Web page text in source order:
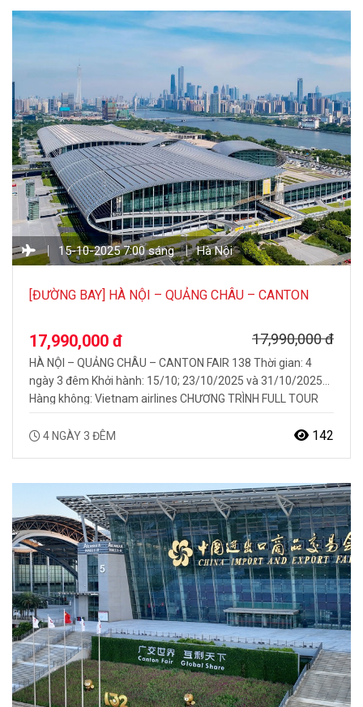
15-10-2025 7:00 sáng Hà Nội
[ĐƯỜNG BAY] HÀ NỘI – QUẢNG CHÂU – CANTON
17,990,000 đ 17,990,000 đ
HÀ NỘI – QUẢNG CHÂU – CANTON FAIR 138 Thời gian: 4
ngày 3 đêm Khởi hành: 15/10; 23/10/2025 và 31/10/2025
Hàng không: Vietnam airlines CHƯƠNG TRÌNH FULL TOUR
Châu Canton Fair 138 Bay thẳng Vietnam airlines Hướng
4 NGÀY 3 ĐÊM 142